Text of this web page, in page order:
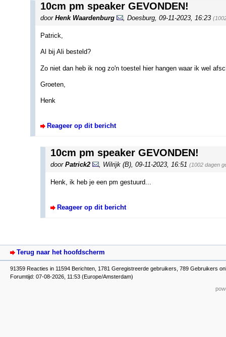
10cm pm speaker GEVONDEN!
door Henk Waardenburg , Doesburg, 09-11-2023, 16:23
Patrick,
Al bij Ali besteld?
Zo niet dan heb ik nog zo'n toestel hier hangen waar ik wel
Groeten,
Henk
Reageer op dit bericht
10cm pm speaker GEVONDEN!
door Patrick2 Wilrijk (B) 09-11-2023, 16:51 (1002 dagen
Henk, ik heb je een pm gestuurd...
Reageer op dit bericht
Terug naar het hoofdscherm
91359 Reacties in 11594 Berichten, 1781 Geregistreerde gebruikers, 789 Gebruikers
Forumtijd: 07-08-2026, 11:53 (Europe/Amsterdam)